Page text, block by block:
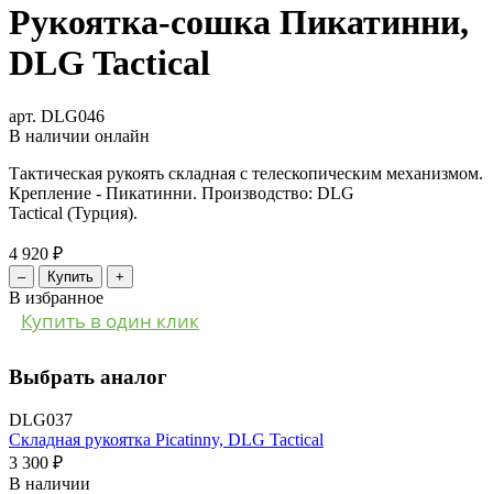
Рукоятка-сошка Пикатинни,
DLG Tactical
арт. DLG046
В наличии онлайн
Тактическая рукоять складная с телескопическим механизмом.
Крепление - Пикатинни. Производство: DLG
Tactical (Турция).
4 920 ₽
– Купить +
В избранное
Купить в один клик
Выбрать аналог
DLG037
Складная рукоятка Picatinny, DLG Tactical
3 300 ₽
В наличии